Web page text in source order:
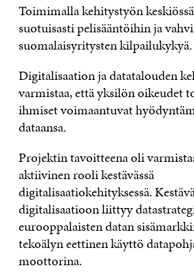
Toimimalla kehitystyön
suotuisasti pelisääntöihin ja
suomalaisyritysten kilpailukykyä.
Digitalisaation ja datatalouden
varmistaa, että yksilön oikeudet
ihmiset voimaantuvat
dataansa.
Projektin tavoitteena oli
aktiivinen rooli kestävässä
digitalisaatiokehityksessä.
digitalisaatioon liittyy
eurooppalaisten datan
tekoälyn eettinen käyttö
moottorina.